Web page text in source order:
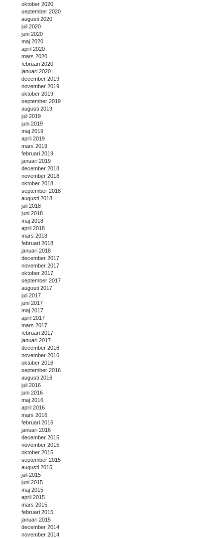
oktober 2020
september 2020
augusti 2020
juli 2020
juni 2020
maj 2020
april 2020
mars 2020
februari 2020
januari 2020
december 2019
november 2019
oktober 2019
september 2019
augusti 2019
juli 2019
juni 2019
maj 2019
april 2019
mars 2019
februari 2019
januari 2019
december 2018
november 2018
oktober 2018
september 2018
augusti 2018
juli 2018
juni 2018
maj 2018
april 2018
mars 2018
februari 2018
januari 2018
december 2017
november 2017
oktober 2017
september 2017
augusti 2017
juli 2017
juni 2017
maj 2017
april 2017
mars 2017
februari 2017
januari 2017
december 2016
november 2016
oktober 2016
september 2016
augusti 2016
juli 2016
juni 2016
maj 2016
april 2016
mars 2016
februari 2016
januari 2016
december 2015
november 2015
oktober 2015
september 2015
augusti 2015
juli 2015
juni 2015
maj 2015
april 2015
mars 2015
februari 2015
januari 2015
december 2014
november 2014